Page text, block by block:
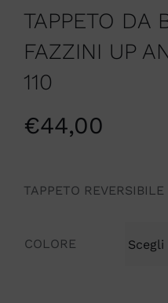
TAPPETO DA
FAZZINI UP
110
€44,00
TAPPETO
COLORE